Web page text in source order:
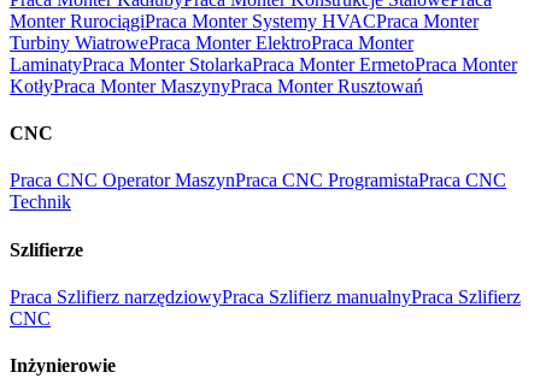
Monter RurociągiPraca Monter Systemy HVACPraca Monter
Turbiny WiatrowePraca Monter ElektroPraca Monter
LaminatyPraca Monter StolarkaPraca Monter ErmetoPraca Monter
KotłyPraca Monter MaszynyPraca Monter Rusztowań
CNC
Praca CNC Operator MaszynPraca CNC ProgramistaPraca CNC
Technik
Szlifierze
Praca Szlifierz narzędziowyPraca Szlifierz manualnyPraca Szlifierz
CNC
Inżynierowie